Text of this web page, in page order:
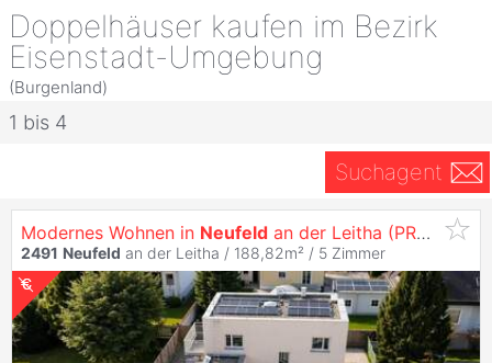
Doppelhäuser kaufen im Bezirk
Eisenstadt-Umgebung
(Burgenland)
1 bis 4
Suchagent
Modernes Wohnen in Neufeld an der Leitha (PROVISIONSFREI!)
2491 Neufeld an der Leitha / 188,82m² / 5 Zimmer